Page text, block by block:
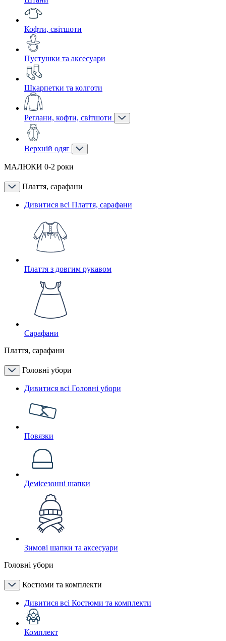
Кофти, світшоти
Пустушки та аксесуари
Шкарпетки та колготи
Реглани, кофти, світшоти
Верхній одяг
МАЛЮКИ 0-2 роки
Плаття, сарафани
Дивитися всі Плаття, сарафани
Плаття з довгим рукавом
Сарафани
Плаття, сарафани
Головні убори
Дивитися всі Головні убори
Повязки
Демісезонні шапки
Зимові шапки та аксесуари
Головні убори
Костюми та комплекти
Дивитися всі Костюми та комплекти
Комплект